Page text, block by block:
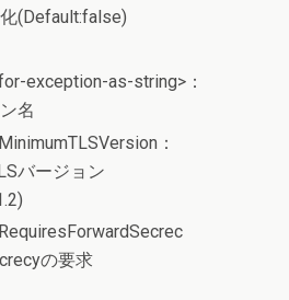
(Default:false)
exception-as-string>：
名
：
バージョン
の要求